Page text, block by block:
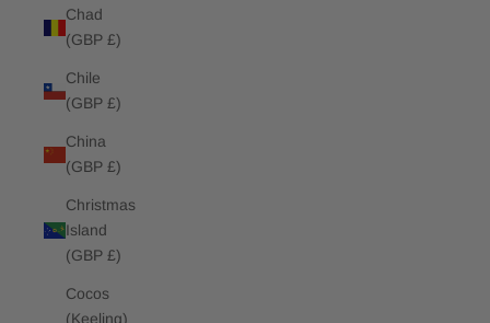
Chad
(GBP £)
Chile
(GBP £)
China
(GBP £)
Christmas
Island
(GBP £)
Cocos
(Keeling)